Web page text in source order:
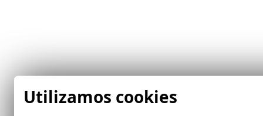
Utilizamos cookies